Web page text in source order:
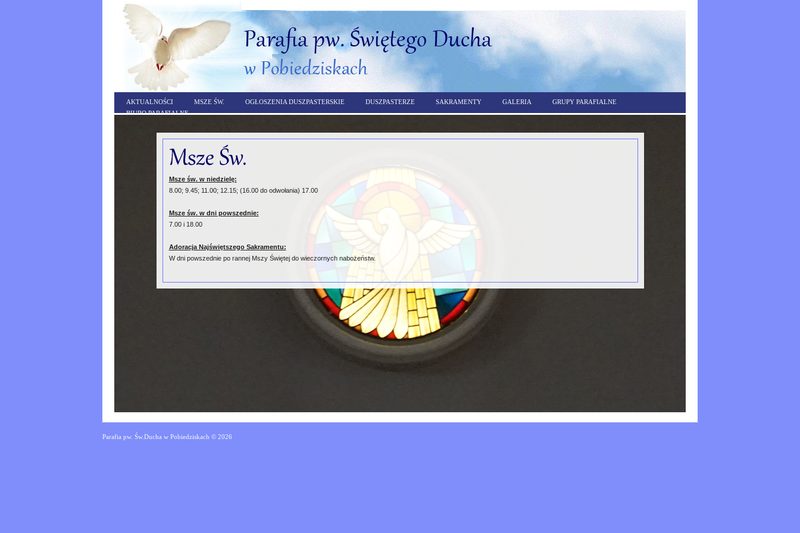
AKTUALNOŚCI MSZE ŚW. OGŁOSZENIA DUSZPASTERSKIE DUSZPASTERZE SAKRAMENTY GALERIA
GRUPY PARAFIALNE
BIURO PARAFIALNE
Msze św. w niedzielę:
8.00; 9.45; 11.00; 12.15; (16.00 do odwołania) 17.00
Msze św. w dni powszednie:
7.00 i 18.00
Adoracja Najświętszego Sakramentu:
W dni powszednie po rannej Mszy Świętej do wieczornych nabożeństw.
Parafia pw. Św.Ducha w Pobiedziskach © 2026